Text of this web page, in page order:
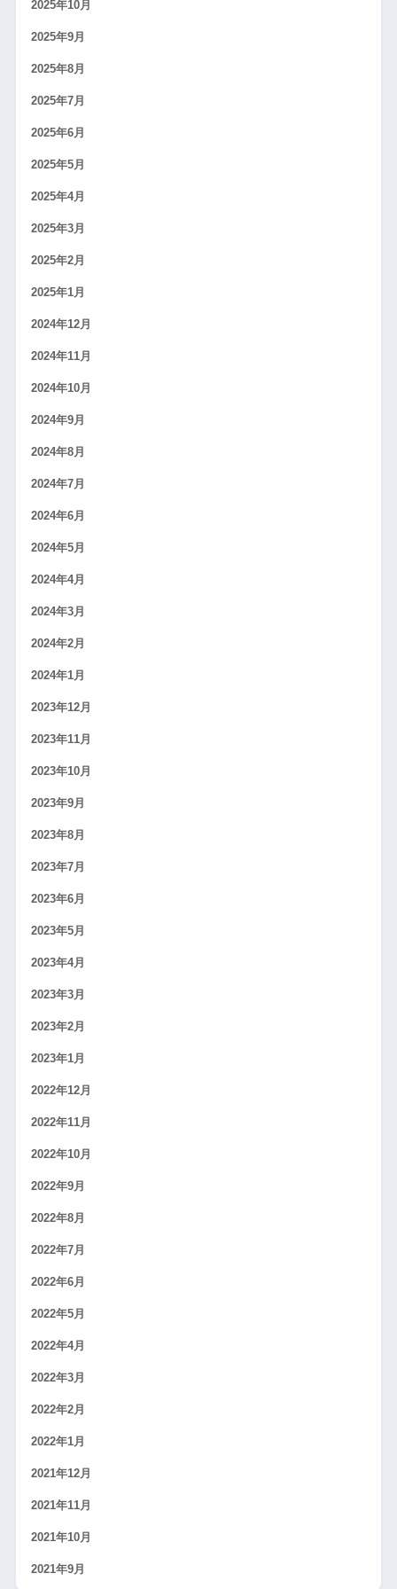
2025年10月
2025年9月
2025年8月
2025年7月
2025年6月
2025年5月
2025年4月
2025年3月
2025年2月
2025年1月
2024年12月
2024年11月
2024年10月
2024年9月
2024年8月
2024年7月
2024年6月
2024年5月
2024年4月
2024年3月
2024年2月
2024年1月
2023年12月
2023年11月
2023年10月
2023年9月
2023年8月
2023年7月
2023年6月
2023年5月
2023年4月
2023年3月
2023年2月
2023年1月
2022年12月
2022年11月
2022年10月
2022年9月
2022年8月
2022年7月
2022年6月
2022年5月
2022年4月
2022年3月
2022年2月
2022年1月
2021年12月
2021年11月
2021年10月
2021年9月